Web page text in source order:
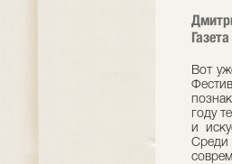
Вот
году
и